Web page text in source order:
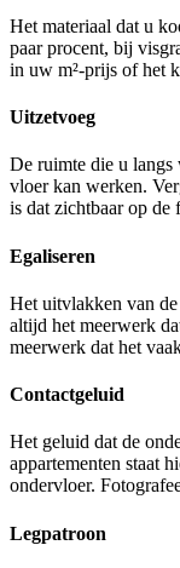
Het materiaal dat u
paar procent, bij
in uw m²-prijs of het
Uitzetvoeg
De ruimte die u langs
vloer kan werken.
is dat zichtbaar op de
Egaliseren
Het uitvlakken van
altijd het meerwerk
meerwerk dat het
Contactgeluid
Het geluid dat de
appartementen staat
ondervloer.
Legpatroon